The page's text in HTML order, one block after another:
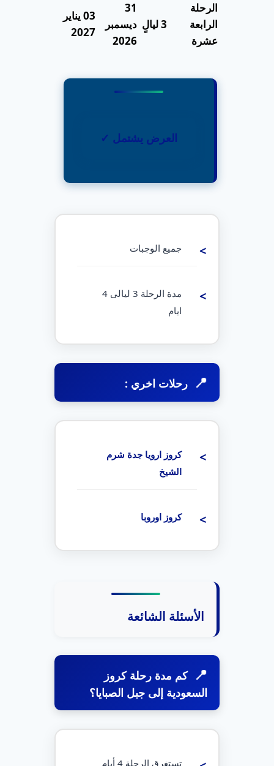
الرحلة
الرابعة
عشرة
3 ليالٍ
31
ديسمبر
2026
03 يناير
2027
العرض يشتمل ✓
جميع الوجبات
مدة الرحلة 3 ليالى 4
ايام
رحلات اخري :
كروز ارويا جدة شرم
الشيخ
كروز اوروبا
الأسئلة الشائعة
كم مدة رحلة كروز
السعودية إلى جبل الصبايا؟
تستغرق الرحلة 4 أيام